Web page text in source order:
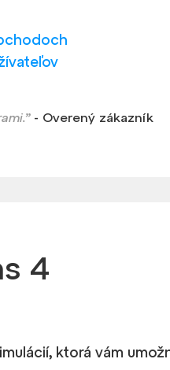
- Overený zákazník
4
ktorá vám